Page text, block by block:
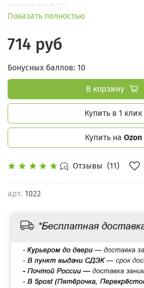
Отзывы (11)
арт. 1022
переломы и пр.
Показать полностью
714 руб
Бонусных баллов: 10
В корзину
Купить в 1 клик
Купить на Ozon